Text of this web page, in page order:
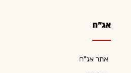
אג"ח
אתר אג"ח